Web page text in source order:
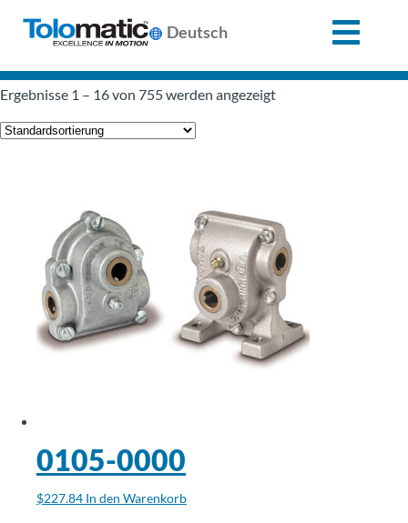
Deutsch
Ergebnisse 1 – 16 von 755 werden angezeigt
0105-0000
$227.84 In den Warenkorb
Search
Unterstützung
Infozentrum
Anwendungen